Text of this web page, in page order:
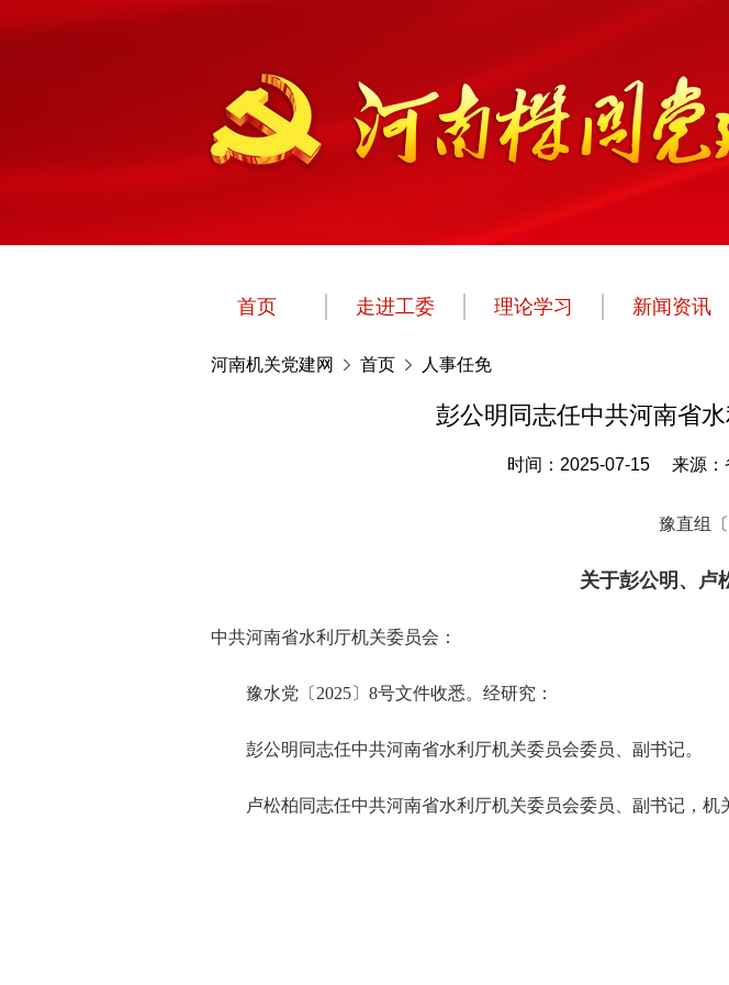
首页 走进工委 理论学习 新闻资讯
河南机关党建网 首页 人事任免
彭公明同志任中共河南省
时间：2025-07-15 来源：
豫直组
关于彭公明、卢
中共河南省水利厅机关委员会：
豫水党〔2025〕8号文件收悉。经研究：
彭公明同志任中共河南省水利厅机关委员会委员、副书记。
卢松柏同志任中共河南省水利厅机关委员会委员、副书记，机